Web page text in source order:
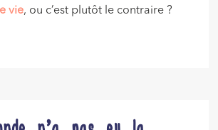
vie, ou c’est plutôt le contraire ?